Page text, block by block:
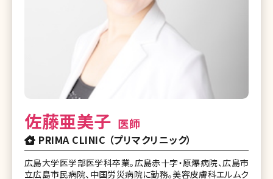
佐藤亜美子 医師
PRIMA CLINIC （プリマクリニック）
広島大学医学部医学科卒業。広島赤十字・原爆病院、広島市
立広島市民病院、中国労災病院に勤務。美容皮膚科エルムク